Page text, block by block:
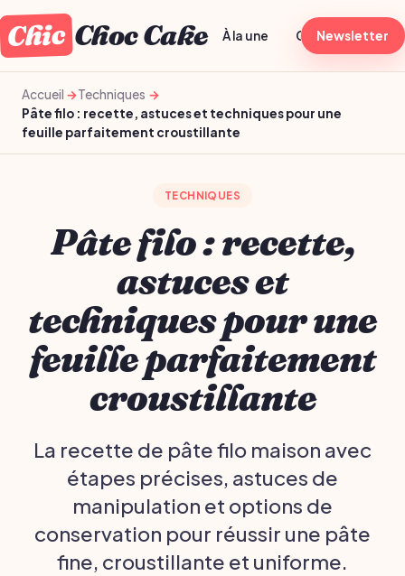
Chic Choc Cake À la une Généraliste
Newsletter
Accueil
Techniques
Pâte filo : recette, astuces et techniques pour une
feuille parfaitement croustillante
TECHNIQUES
Pâte filo : recette,
astuces et
techniques pour une
feuille parfaitement
croustillante
La recette de pâte filo maison avec
étapes précises, astuces de
manipulation et options de
conservation pour réussir une pâte
fine, croustillante et uniforme.